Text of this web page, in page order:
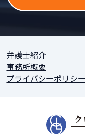
弁護士紹介
事務所概要
プライバシーポリシー